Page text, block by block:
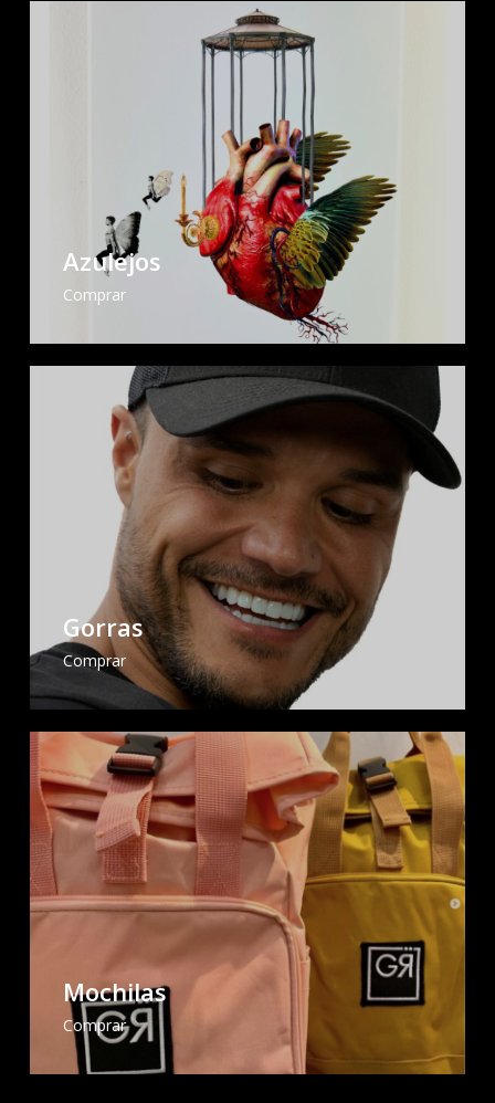
Azulejos
Comprar
Gorras
Comprar
Mochilas
Comprar